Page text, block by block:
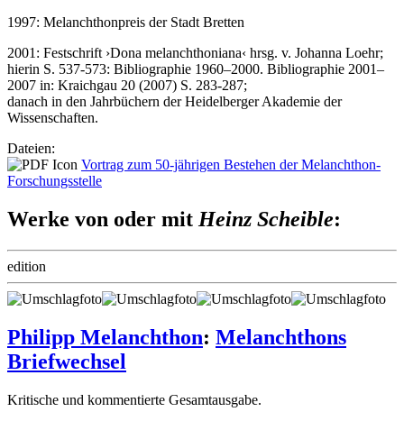
1997: Melanchthonpreis der Stadt Bretten
2001: Festschrift ›Dona melanchthoniana‹ hrsg. v. Johanna Loehr;
hierin S. 537-573: Bibliographie 1960–2000. Bibliographie 2001–
2007 in: Kraichgau 20 (2007) S. 283-287;
danach in den Jahrbüchern der Heidelberger Akademie der
Wissenschaften.
Dateien:
Vortrag zum 50-jährigen Bestehen der Melanchthon-
Forschungsstelle
Werke von oder mit Heinz Scheible:
edition
Philipp Melanchthon: Melanchthons
Briefwechsel
Kritische und kommentierte Gesamtausgabe.